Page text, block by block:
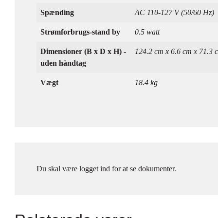
Spænding AC 110-127 V (50/60 Hz)
Strømforbrugs-stand by 0.5 watt
Dimensioner (B x D x H) -
uden håndtag
124.2 cm x 6.6 cm x 71.3
Vægt 18.4 kg
Du skal være logget ind for at se dokumenter.